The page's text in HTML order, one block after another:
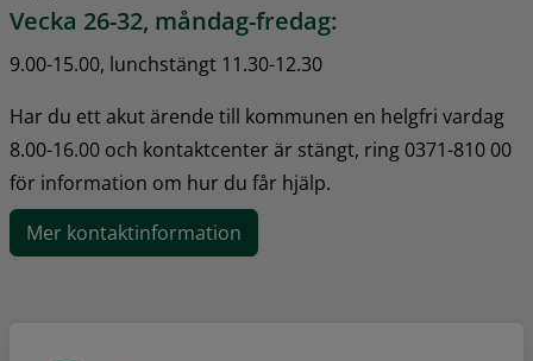
Vecka 26-32, måndag-fredag:
9.00-15.00, lunchstängt 11.30-12.30
Har du ett akut ärende till kommunen en helgfri vardag
8.00-16.00 och kontaktcenter är stängt, ring 0371-810 00
för information om hur du får hjälp.
Mer kontaktinformation